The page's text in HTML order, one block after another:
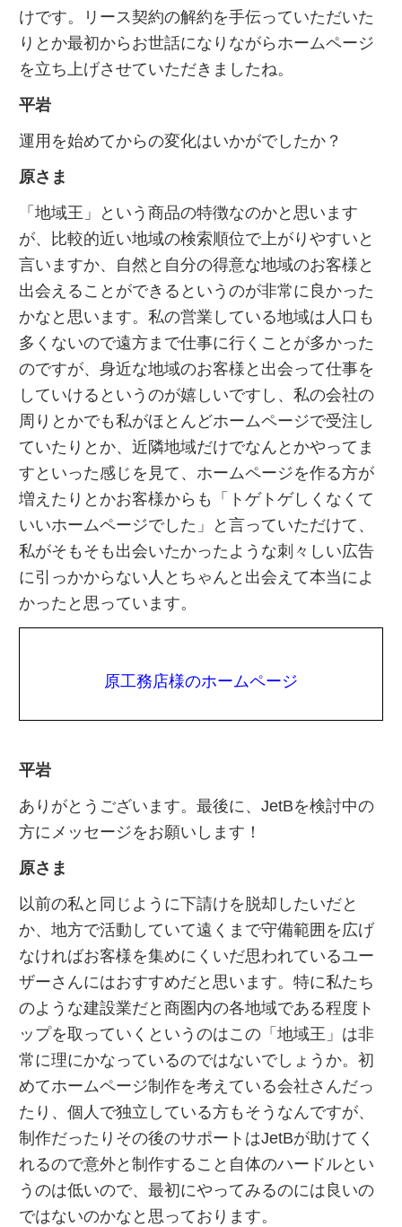
けです。リース契約の解約を手伝っていただいた
りとか最初からお世話になりながらホームページ
を立ち上げさせていただきましたね。
平岩
運用を始めてからの変化はいかがでしたか？
原さま
「地域王」という商品の特徴なのかと思います
が、比較的近い地域の検索順位で上がりやすいと
言いますか、自然と自分の得意な地域のお客様と
出会えることができるというのが非常に良かった
かなと思います。私の営業している地域は人口も
多くないので遠方まで仕事に行くことが多かった
のですが、身近な地域のお客様と出会って仕事を
していけるというのが嬉しいですし、私の会社の
周りとかでも私がほとんどホームページで受注し
ていたりとか、近隣地域だけでなんとかやってま
すといった感じを見て、ホームページを作る方が
増えたりとかお客様からも「トゲトゲしくなくて
いいホームページでした」と言っていただけて、
私がそもそも出会いたかったような刺々しい広告
に引っかからない人とちゃんと出会えて本当によ
かったと思っています。
原工務店様のホームページ
平岩
ありがとうございます。最後に、JetBを検討中の
方にメッセージをお願いします！
原さま
以前の私と同じように下請けを脱却したいだと
か、地方で活動していて遠くまで守備範囲を広げ
なければお客様を集めにくいだ思われているユー
ザーさんにはおすすめだと思います。特に私たち
のような建設業だと商圏内の各地域である程度ト
ップを取っていくというのはこの「地域王」は非
常に理にかなっているのではないでしょうか。初
めてホームページ制作を考えている会社さんだっ
たり、個人で独立している方もそうなんですが、
制作だったりその後のサポートはJetBが助けてく
れるので意外と制作すること自体のハードルとい
うのは低いので、最初にやってみるのには良いの
ではないのかなと思っております。